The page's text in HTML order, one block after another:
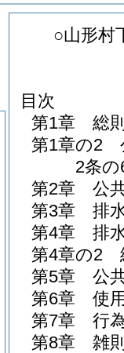
○山形村
目次
第1章
総
第1章の2
2条の
第2章
公
第3章
排
第4章
排
第4章の2
第5章
公
第6章
使
第7章
行
第8章
雑